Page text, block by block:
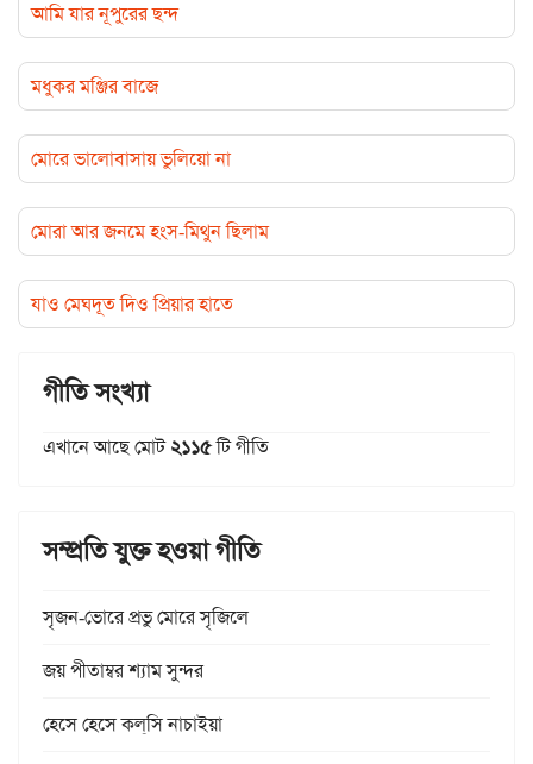
আমি যার নূপুরের ছন্দ
মধুকর মঞ্জির বাজে
মোরে ভালোবাসায় ভুলিয়ো না
মোরা আর জনমে হংস-মিথুন ছিলাম
যাও মেঘদূত দিও প্রিয়ার হাতে
গীতি সংখ্যা
এখানে আছে মোট২১১৫টি গীতি
সম্প্রতি যুক্ত হওয়া গীতি
সৃজন-ভোরে প্রভু মোরে সৃজিলে
জয় পীতাম্বর শ্যাম সুন্দর
হেসে হেসে কল্‌সি নাচাইয়া